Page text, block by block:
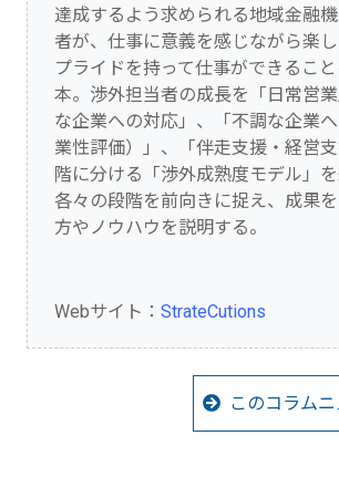
達成するよう求められる地域金融
者が、仕事に意義を感じながら楽
プライドを持って仕事ができるこ
本。渉外担当者の成長を「日常営
な企業への対応」、「不調な企業
業性評価）」、「伴走支援・経営
階に分ける「渉外成熟度モデル」を
各々の段階を前向きに捉え、成果
方やノウハウを説明する。
Webサイト： StrateCutions
このコラム